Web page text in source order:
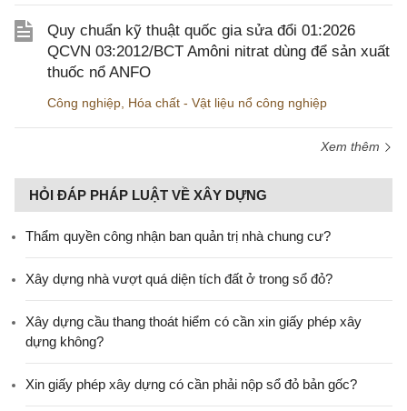
Quy chuẩn kỹ thuật quốc gia sửa đổi 01:2026
QCVN 03:2012/BCT Amôni nitrat dùng để sản xuất
thuốc nổ ANFO
Công nghiệp Hóa chất - Vật liệu nổ công nghiệp
Xem thêm
HỎI ĐÁP PHÁP LUẬT VỀ XÂY DỰNG
Thẩm quyền công nhận ban quản trị nhà chung cư?
Xây dựng nhà vượt quá diện tích đất ở trong sổ đỏ?
Xây dựng cầu thang thoát hiểm có cần xin giấy phép xây
dựng không?
Xin giấy phép xây dựng có cần phải nộp sổ đỏ bản gốc?